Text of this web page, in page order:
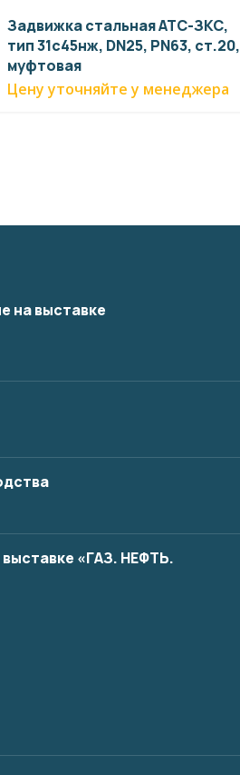
Задвижка стальная АТС-ЗКС,
тип 31с45нж, DN25, PN63, ст.20,
муфтовая
Цену уточняйте у менеджера
на выставке
«ГАЗ. НЕФТЬ.